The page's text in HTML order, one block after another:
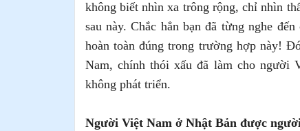
không biết nhìn xa trông rộng, chỉ nhìn
sau này. Chắc hẳn bạn đã từng nghe
hoàn toàn đúng trong trường hợp này!
Nam, chính thói xấu đã làm cho người
không phát triển.
Người Việt Nam ở Nhật Bản được